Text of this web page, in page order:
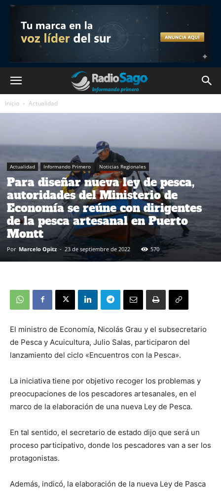
Inicio Actualidad
Actualidad Informando Primero Noticias Regionales
Para diseñar nueva ley de pesca,
autoridades del Ministerio de
Economía se reúne con dirigentes
de la pesca artesanal en Puerto
Montt
Por Marcelo Opitz - 23 de septiembre de 2022 570
El ministro de Economía, Nicolás Grau y el subsecretario
de Pesca y Acuicultura, Julio Salas, participaron del
lanzamiento del ciclo «Encuentros con la Pesca».
La iniciativa tiene por objetivo recoger los problemas y
preocupaciones de los pescadores artesanales, en el
marco de la elaboración de una nueva Ley de Pesca.
En tal sentido, el secretario de estado dijo que será un
proceso participativo, donde los pescadores van a ser los
protagonistas.
Además, indicó, la elaboración de la nueva Ley de Pasca